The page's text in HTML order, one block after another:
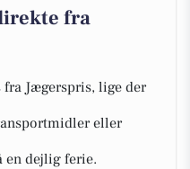
fra
Jægerspris, lige der
eller
en dejlig ferie.